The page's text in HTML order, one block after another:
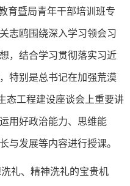
育暨局青年干部培训班专
志鸥围绕深入学习领会习
，结合学习贯彻落实习近
特别是总书记在加强荒漠
态工程建设座谈会上重要讲
用好政治能力、思维能
与发展等内容进行授课。
礼、精神洗礼的宝贵机